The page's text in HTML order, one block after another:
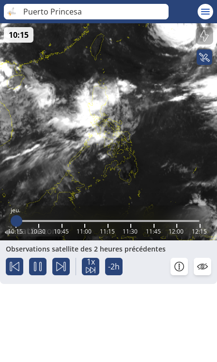
Puerto Princesa
jeu.
10:15 10:30 10:45 11:00 11:15 11:30 11:45 12:00 12:15
10:15
Observations satellite des 2 heures précédentes
1x -2h